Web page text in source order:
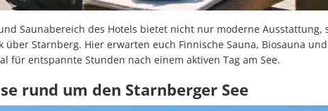
Saunabereich des Hotels bietet nicht nur moderne Ausstattung,
über Starnberg. Hier erwarten euch Finnische Sauna, Biosauna
für entspannte Stunden nach einem aktiven Tag am See.
rund um den Starnberger See